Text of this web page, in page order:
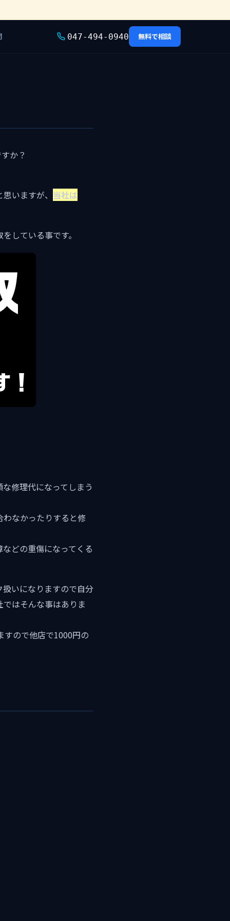
047-494-0940 無料で相談
か？
いますが、 当社は
している事です。
修理代になってしまう
なかったりすると修
どの重傷になってくる
いになりますので自分
はそんな事はありま
すので他店で1000円の